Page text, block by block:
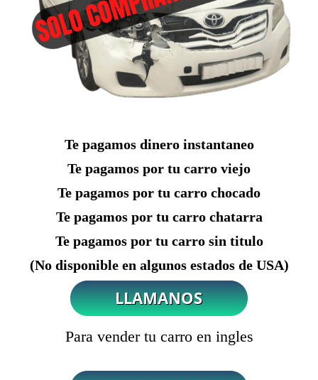
Te pagamos dinero instantaneo
Te pagamos por tu carro viejo
Te pagamos por tu carro chocado
Te pagamos por tu carro chatarra
Te pagamos por tu carro sin titulo
(No disponible en algunos estados de USA)
Para vender tu carro en ingles